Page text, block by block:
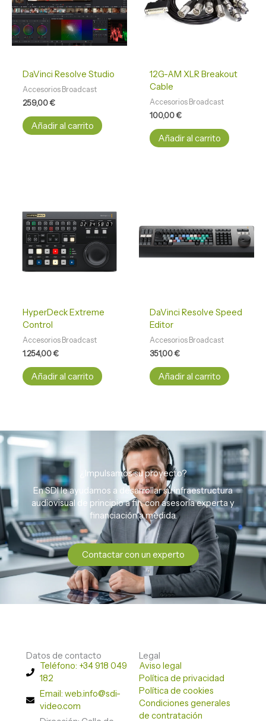
DaVinci Resolve Studio
Accesorios Broadcast
259,00€
Añadir al carrito
12G-AM XLR Breakout
Cable
Accesorios Broadcast
100,00€
Añadir al carrito
HyperDeck Extreme
Control
Accesorios Broadcast
1.254,00€
Añadir al carrito
DaVinci Resolve Speed
Editor
Accesorios Broadcast
351,00€
Añadir al carrito
¿Impulsamos su proyecto?
En SDI le ayudamos a desarrollar su infraestructura
audiovisual de principio a fin, con asesoría experta y
financiación a medida.
Contactar con un experto
Datos de contacto
Teléfono: +34 918 049
182
Email: web.info@sdi-
video.com
Legal
Aviso legal
Política de privacidad
Política de cookies
Condiciones generales
de contratación